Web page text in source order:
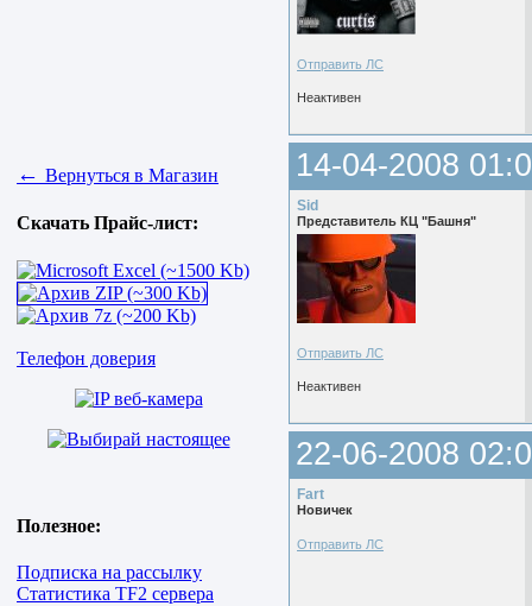
← Вернуться в Магазин
Скачать Прайс-лист:
Телефон доверия
Полезное:
Подписка на рассылку
Статистика TF2 сервера
Отправить ЛС
Неактивен
14-04-2008
Sid
Представитель КЦ "Башня"
Отправить ЛС
Неактивен
22-06-2008
Fart
Новичек
Отправить ЛС